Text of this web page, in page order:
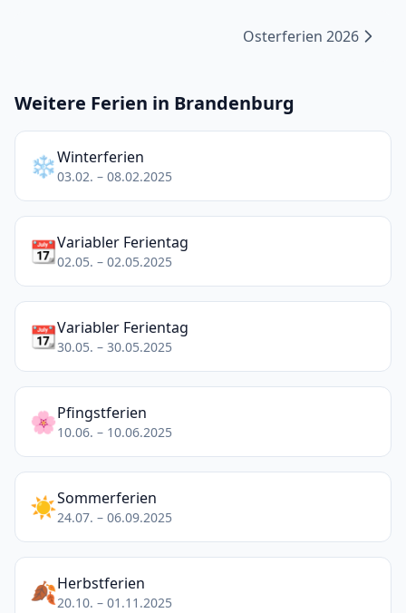
Osterferien 2026
Weitere Ferien in Brandenburg
❄️Winterferien
03.02. – 08.02.2025
📆Variabler Ferientag
02.05. – 02.05.2025
📆Variabler Ferientag
30.05. – 30.05.2025
🌸Pfingstferien
10.06. – 10.06.2025
☀️Sommerferien
24.07. – 06.09.2025
🍂Herbstferien
20.10. – 01.11.2025